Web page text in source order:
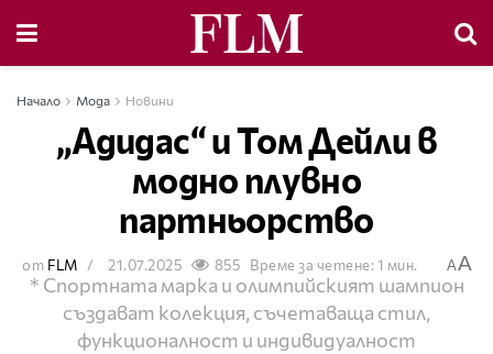
Начало Мода Новини
„Адидас“ и Том Дейли в
модно плувно
партньорство
от FLM 21.07.2025 855 Време за четене: 1 мин. AA
* Спортната марка и олимпийският шампион
създават колекция, съчетаваща стил,
функционалност и индивидуалност